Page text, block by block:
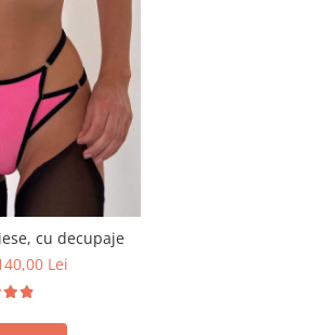
cu decupaje
Lei